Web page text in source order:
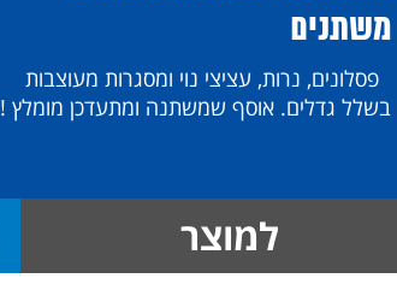
משתנים
פסלונים, נרות, עציצי נוי ומסגרות מעוצבות
בשלל גדלים. אוסף שמשתנה ומתעדכן מומלץ !
למוצר